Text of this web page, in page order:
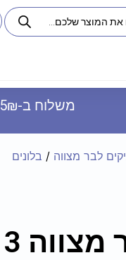
משלוח ב-35₪ |
לבר מצווה / בלונים
13